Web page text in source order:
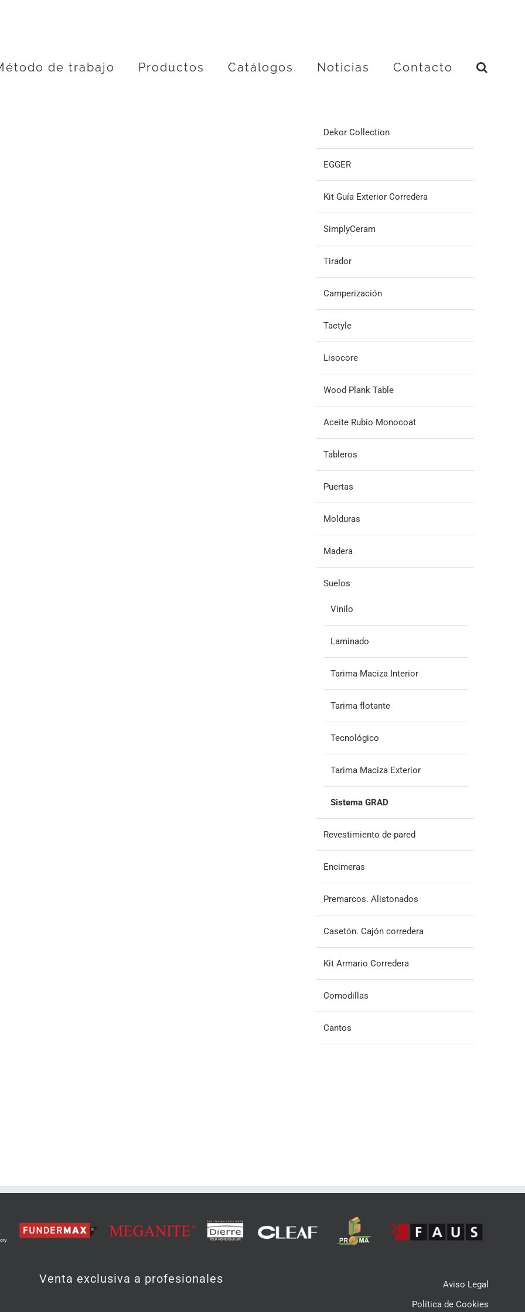
de trabajo Productos Catálogos Noticias Contacto
Dekor Collection
EGGER
Kit Guía Exterior Corredera
SimplyCeram
Tirador
Camperización
Tactyle
Lisocore
Wood Plank Table
Aceite Rubio Monocoat
Tableros
Puertas
Molduras
Madera
Suelos
Vinilo
Laminado
Tarima Maciza Interior
Tarima flotante
Tecnológico
Tarima Maciza Exterior
Sistema GRAD
Revestimiento de pared
Encimeras
Premarcos. Alistonados
Casetón. Cajón corredera
Kit Armario Corredera
Comodillas
Cantos
Venta exclusiva a profesionales
Aviso Legal
Política de Cookies